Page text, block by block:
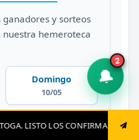
JUGADAS CLAVES Y EL
y sorteos
nuestra hemeroteca
Domingo
10/05
Viernes
🔔
2